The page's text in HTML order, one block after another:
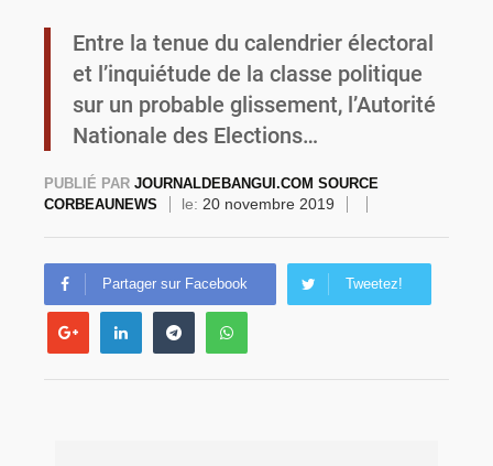
Burkina Faso : la VIDEO-verbalisation enregistre plus de 1 000 infractions en douze heures
Entre la tenue du calendrier électoral
et l’inquiétude de la classe politique
sur un probable glissement, l’Autorité
Nationale des Elections…
PUBLIÉ PAR JOURNALDEBANGUI.COM SOURCE
CORBEAUNEWS
le: 20 novembre 2019
Partager sur Facebook Tweetez!